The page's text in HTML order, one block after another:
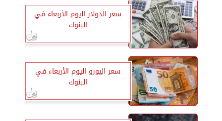
سعر الدولار اليوم الأربعاء في
البنوك
سعر اليورو اليوم الأربعاء في
البنوك